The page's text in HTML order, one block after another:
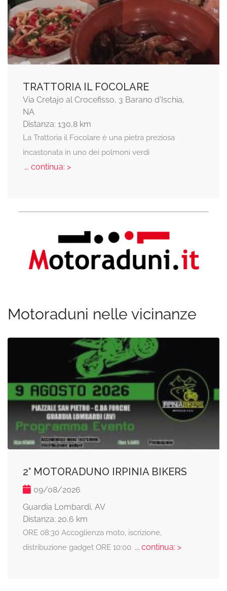
TRATTORIA IL FOCOLARE
Via Cretajo al Crocefisso, 3 Barano d'Ischia,
NA
Distanza: 130,8 km
La Trattoria il Focolare è una pietra preziosa
incastonata in uno dei polmoni verdi
... continua: >
Motoraduni nelle vicinanze
2° MOTORADUNO IRPINIA BIKERS
09/08/2026
Guardia Lombardi, AV
Distanza: 20,6 km
ORE 08:30 Accoglienza moto, iscrizione,
distribuzione gadget ORE 10:00... continua: >